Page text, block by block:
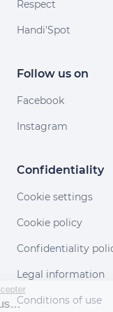
Respect
Handi'Spot
Follow us on
Facebook
Instagram
Confidentiality
Cookie settings
Cookie policy
Confidentiality
Legal information
Conditions of use
Continuer sans accepter
Salut c'est nous...